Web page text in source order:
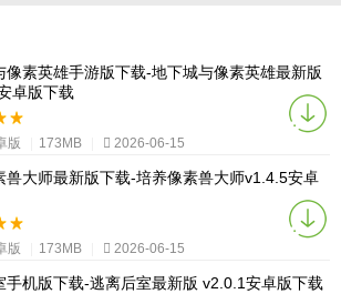
像素英雄手游版下载-地下城与像素英雄最新版
卓版下载
版 173MB 2026-06-15
兽大师最新版下载-培养像素兽大师v1.4.5安卓
版 173MB 2026-06-15
手机版下载-逃离后室最新版 v2.0.1安卓版下载